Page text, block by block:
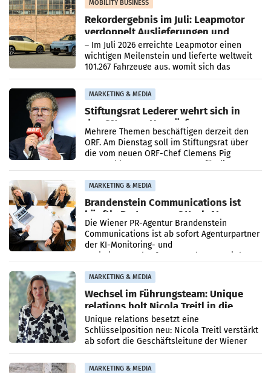
MOBILITY BUSINESS
Rekordergebnis im Juli: Leapmotor
verdoppelt Auslieferungen und
überschreitet die 100.000er-Marke
– Im Juli 2026 erreichte Leapmotor einen
wichtigen Meilenstein und lieferte weltweit
101.267 Fahrzeuge aus, womit sich das
Ergebnis gegenüber Juli 2025 mehr als
verdoppelte (+102
MARKETING & MEDIA
Stiftungsrat Lederer wehrt sich in
den SN gegen Vorwürfe
Mehrere Themen beschäftigen derzeit den
ORF. Am Dienstag soll im Stiftungsrat über
die vom neuen ORF-Chef Clemens Pig
vorgeschlagenen Besetzungen für die
MARKETING & MEDIA
Brandenstein Communications ist
künftig Partner von OtterlyAI
Die Wiener PR-Agentur Brandenstein
Communications ist ab sofort Agenturpartner
der KI-Monitoring- und
Optimierungsplattform OtterlyAI. Damit baut
MARKETING & MEDIA
Wechsel im Führungsteam: Unique
relations holt Nicola Treitl in die
Geschäftsleitung
Unique relations besetzt eine
Schlüsselposition neu: Nicola Treitl verstärkt
ab sofort die Geschäftsleitung der Wiener
PR-Agentur an der Seite von Josef Kalina und
Anna Kalina-Mahr.
MARKETING & MEDIA